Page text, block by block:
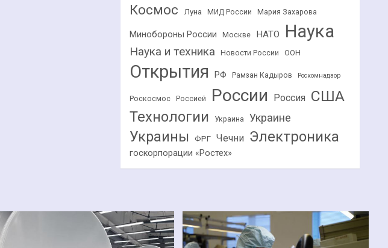
Космос Луна МИД России Мария Захарова
Минобороны России Москве НАТО Наука
Наука и техника Новости России ООН
Открытия РФ Рамзан Кадыров Роскомнадзор
Роскосмос Россией России Россия США
Технологии Украина Украине
Украины ФРГ Чечни Электроника
госкорпорации «Ростех»